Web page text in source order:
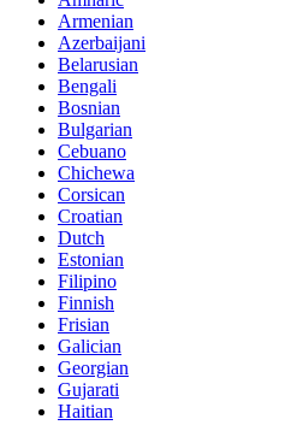
Armenian
Azerbaijani
Belarusian
Bengali
Bosnian
Bulgarian
Cebuano
Chichewa
Corsican
Croatian
Dutch
Estonian
Filipino
Finnish
Frisian
Galician
Georgian
Gujarati
Haitian